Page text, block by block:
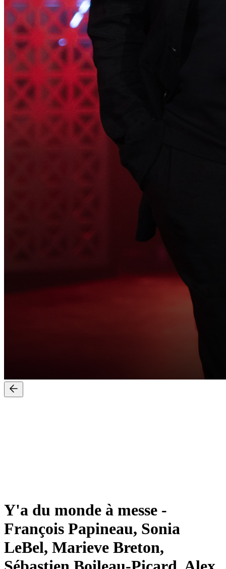
Y'a du monde à messe -
François Papineau, Sonia
LeBel, Marieve Breton,